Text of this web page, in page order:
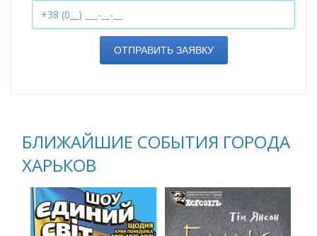
ОТПРАВИТЬ ЗАЯВКУ
БЛИЖАЙШИЕ СОБЫТИЯ ГОРОДА
ХАРЬКОВ